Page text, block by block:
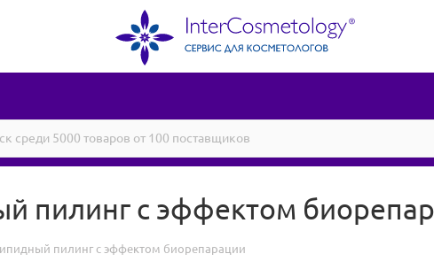
пилинг с эффектом
пилинг с эффектом биорепарации